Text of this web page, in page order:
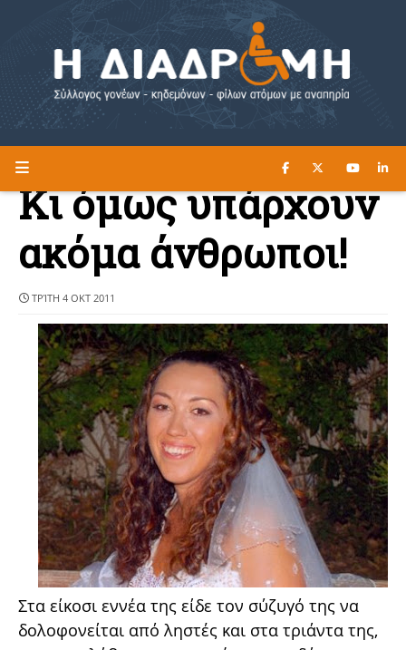
Η ΔΙΑΔΡΟΜΗ ΔΙΑΒΑΣΤΕ ΕΔΩ ►
Κι όμως υπάρχουν
ακόμα άνθρωποι!
ΤΡΊΤΗ 4 ΟΚΤ 2011
Στα είκοσι εννέα της είδε τον σύζυγό της να
δολοφονείται από ληστές και στα τριάντα της,